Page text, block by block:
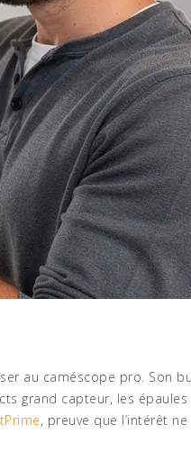
au caméscope pro. Son
grand capteur, les
, preuve que l’intérêt